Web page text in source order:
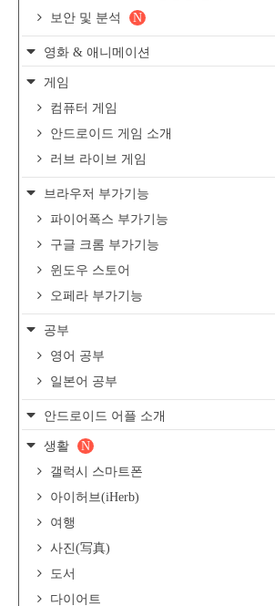
보안 및 분석
N
영화 & 애니메이션
게임
컴퓨터 게임
안드로이드 게임 소개
러브 라이브 게임
브라우저 부가기능
파이어폭스 부가기능
구글 크롬 부가기능
윈도우 스토어
오페라 부가기능
공부
영어 공부
일본어 공부
안드로이드 어플 소개
생활
N
갤럭시 스마트폰
아이허브(iHerb)
여행
사진(写真)
도서
다이어트